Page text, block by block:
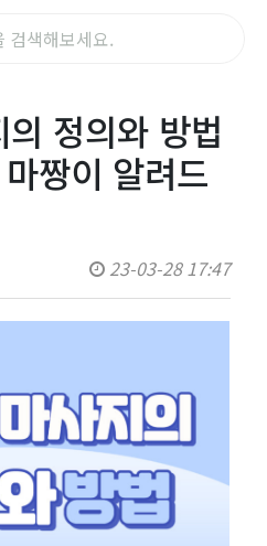
정의와 방법
짱이 알려드
23-03-28 17:47